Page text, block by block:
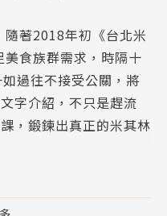
著2018年初《台北米
食族群需求，時隔十
過往不接受公關，將
字介紹，不只是趕流
，鍛鍊出真正的米其林